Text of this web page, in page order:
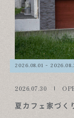
2026.08.01 -
2026.07.30
夏カフェ家づく